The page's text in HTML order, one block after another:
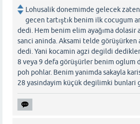
Lohusalik donemimde gelecek
gecen tartıştık benim ilk cocugum
dedi. Hem benim elim ayağıma dolasir
sanci aninda. Aksami telde görüşürken
dedi. Yani kocamin agzi degildi
8 veya 9 defa görüşürler benim oglum
poh pohlar. Benim yanimda sakayla
28 yasindayim küçük degilimki bunlari